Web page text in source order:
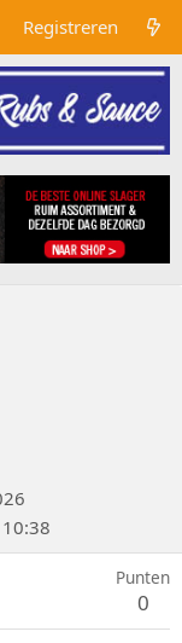
Registreren
Punten
0